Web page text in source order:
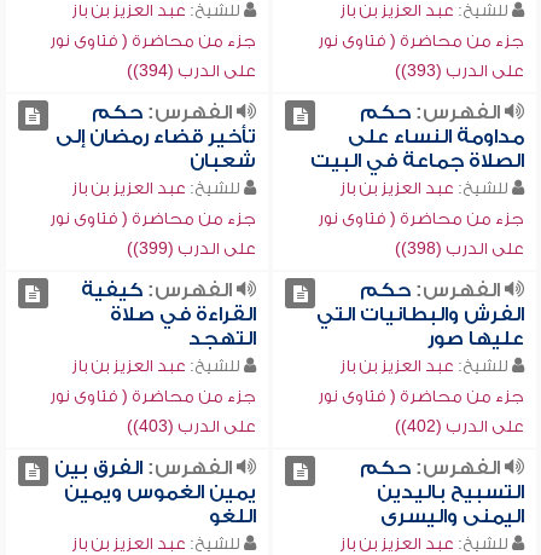
للشيخ: عبد العزيز بن باز
جزء من محاضرة ( فتاوى نور
على الدرب (393))
للشيخ: عبد العزيز بن باز
جزء من محاضرة ( فتاوى نور
على الدرب (394))
الفهرس:حكم
مداومة النساء على
الصلاة جماعة في البيت
للشيخ: عبد العزيز بن باز
جزء من محاضرة ( فتاوى نور
على الدرب (398))
الفهرس:حكم
تأخير قضاء رمضان إلى
شعبان
للشيخ: عبد العزيز بن باز
جزء من محاضرة ( فتاوى نور
على الدرب (399))
الفهرس:حكم
الفرش والبطانيات التي
عليها صور
للشيخ: عبد العزيز بن باز
جزء من محاضرة ( فتاوى نور
على الدرب (402))
الفهرس:كيفية
القراءة في صلاة
التهجد
للشيخ: عبد العزيز بن باز
جزء من محاضرة ( فتاوى نور
على الدرب (403))
الفهرس:حكم
التسبيح باليدين
اليمنى واليسرى
للشيخ: عبد العزيز بن باز
الفهرس:الفرق بين
يمين الغموس ويمين
اللغو
للشيخ: عبد العزيز بن باز